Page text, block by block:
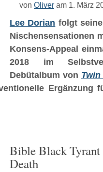
von Oliver am 1. März
Lee Dorian folgt
Nischensensationen
Konsens-Appeal
2018 im
Debütalbum von Twin
Ergänzung
Bible Black Tyrant
Death